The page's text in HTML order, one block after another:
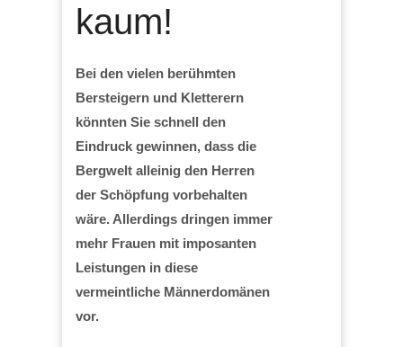
kaum!
Bei den vielen berühmten
Bersteigern und Kletterern
könnten Sie schnell den
Eindruck gewinnen, dass die
Bergwelt alleinig den Herren
der Schöpfung vorbehalten
wäre. Allerdings dringen immer
mehr Frauen mit imposanten
Leistungen in diese
vermeintliche Männerdomänen
vor.